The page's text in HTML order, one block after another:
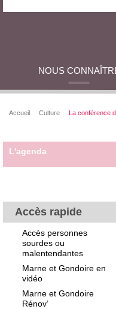
NOUS
Accueil Culture La conférence
L'agenda
Accès rapide
Accès personnes
sourdes ou
malentendantes
Marne et Gondoire en
vidéo
Marne et Gondoire
Rénov’